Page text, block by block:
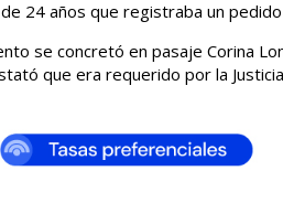
24 años que registraba un
se concretó en pasaje Corina
que era requerido por la